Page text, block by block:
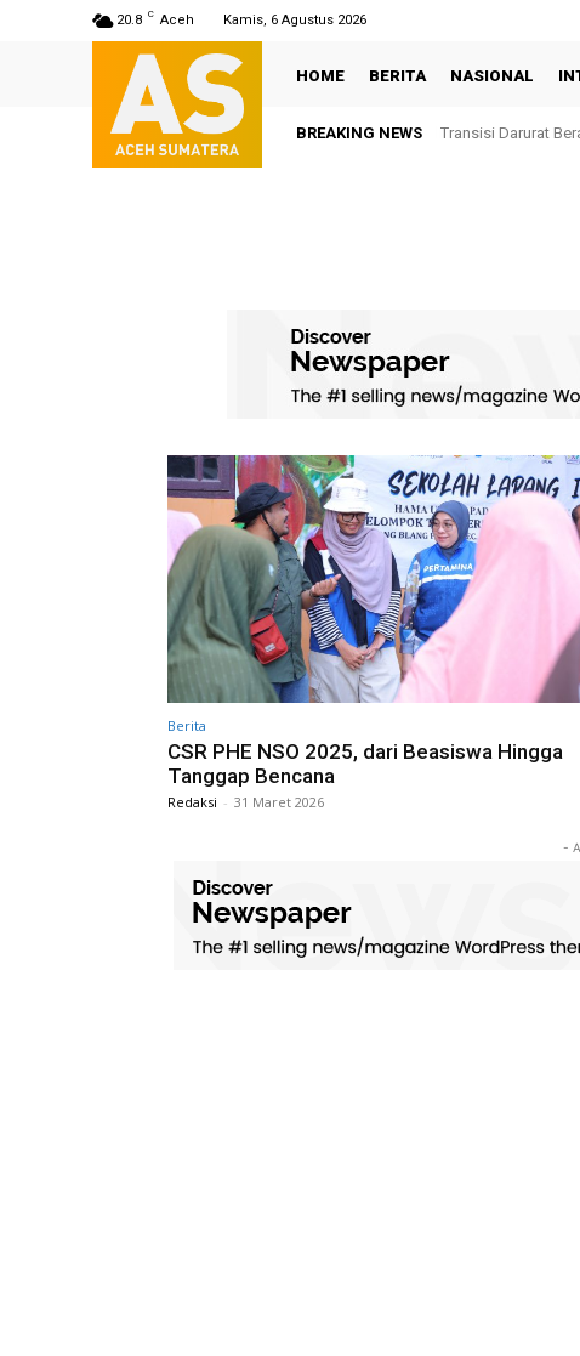
20.8 C Aceh Kamis, 6 Agustus 2026
HOME BERITA NASIONAL
BREAKING NEWS Transisi Darurat
Berita
CSR PHE NSO 2025, dari Beasiswa Hingga
Tanggap Bencana
Redaksi - 31 Maret 2026
-